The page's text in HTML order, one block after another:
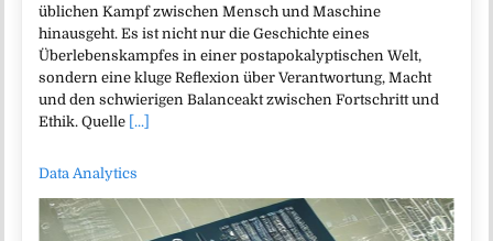
üblichen Kampf zwischen Mensch und Maschine
hinausgeht. Es ist nicht nur die Geschichte eines
Überlebenskampfes in einer postapokalyptischen Welt,
sondern eine kluge Reflexion über Verantwortung, Macht
und den schwierigen Balanceakt zwischen Fortschritt und
Ethik. Quelle [...]
Data Analytics